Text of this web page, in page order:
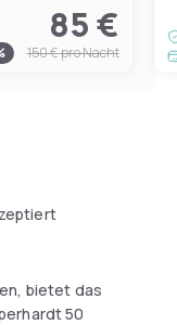
85 €
150 €pro Nacht
bietet das
50